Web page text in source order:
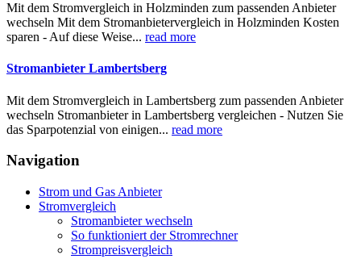
Mit dem Stromvergleich in Holzminden zum passenden Anbieter
wechseln Mit dem Stromanbietervergleich in Holzminden Kosten
sparen - Auf diese Weise... read more
Stromanbieter Lambertsberg
Mit dem Stromvergleich in Lambertsberg zum passenden Anbieter
wechseln Stromanbieter in Lambertsberg vergleichen - Nutzen Sie
das Sparpotenzial von einigen... read more
Navigation
Strom und Gas Anbieter
Stromvergleich
Stromanbieter wechseln
So funktioniert der Stromrechner
Strompreisvergleich